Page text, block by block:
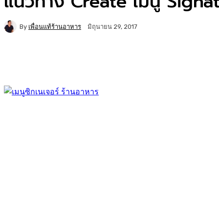
By เพื่อนแท้ร้านอาหาร มิถุนายน 29, 2017